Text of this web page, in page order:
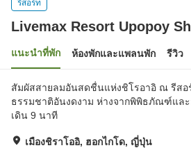
รีสอร์ท
Livemax Resort Upopoy
แนะนำที่พัก ห้องพักและแพลนพัก รีวิว
สัมผัสสายลมอันสดชื่นแห่งชิโรอาอิ ณ รีสอ
ธรรมชาติอันงดงาม ห่างจากพิพิธภัณฑ์และ
เดิน 9 นาที
เมืองชิราโออิ, ฮอกไกโด, ญี่ปุ่น